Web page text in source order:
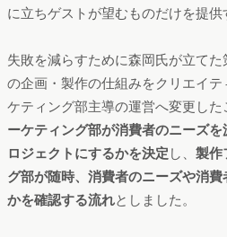
に立ちゲストが望むものだけを提供
失敗を減らすために森岡氏が立て
の企画・製作の仕組みをクリエイ
ケティング部主導の運営へ変更した
ーケティング部が消費者のニーズ
ロジェクトにするかを決定 し、 製作
グ部が随時、消費者のニーズや消
かを確認する流れとしました。